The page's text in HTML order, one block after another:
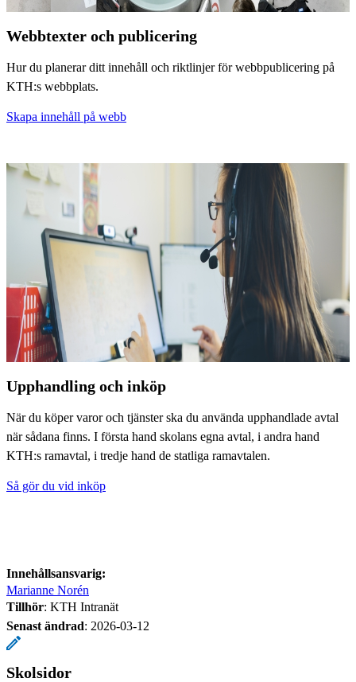
Webbtexter och publicering
Hur du planerar ditt innehåll och riktlinjer för webbpublicering på
KTH:s webbplats.
Skapa innehåll på webb
Upphandling och inköp
När du köper varor och tjänster ska du använda upphandlade avtal
när sådana finns. I första hand skolans egna avtal, i andra hand
KTH:s ramavtal, i tredje hand de statliga ramavtalen.
Så gör du vid inköp
Innehållsansvarig:
Marianne Norén
Tillhör: KTH Intranät
Senast ändrad: 2026-03-12
Skolsidor